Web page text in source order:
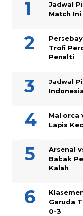
Jadwal
Match
Trofi
Penalti
Jadwal
Mallorca
Lapis
Arsenal
Babak
Kalah
Garuda
0-3